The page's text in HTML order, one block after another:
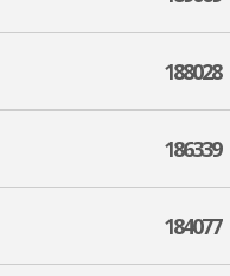
188028
186339
184077